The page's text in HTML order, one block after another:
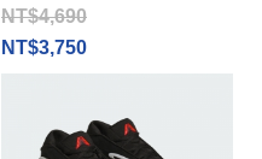
NT$4,690
NT$3,750